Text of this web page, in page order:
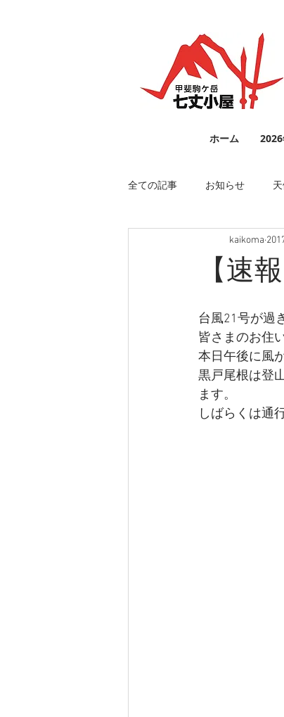
ホーム
全ての記事 お知らせ
【速
kaikoma
台風21号が過
皆さまのお住
本日午後に風
黒戸尾根は登
ます。
しばらくは通